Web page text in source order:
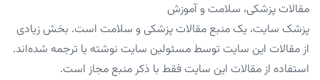
مقالات پزشکی، سلامت و آموزش
پزشک سایت، یک منبع مقالات پزشکی و سلامت است. بخش زیادی
از مقالات این سایت توسط مسئولین سایت نوشته یا ترجمه شده‌اند.
استفاده از مقالات این سایت فقط با ذکر منبع مجاز است.